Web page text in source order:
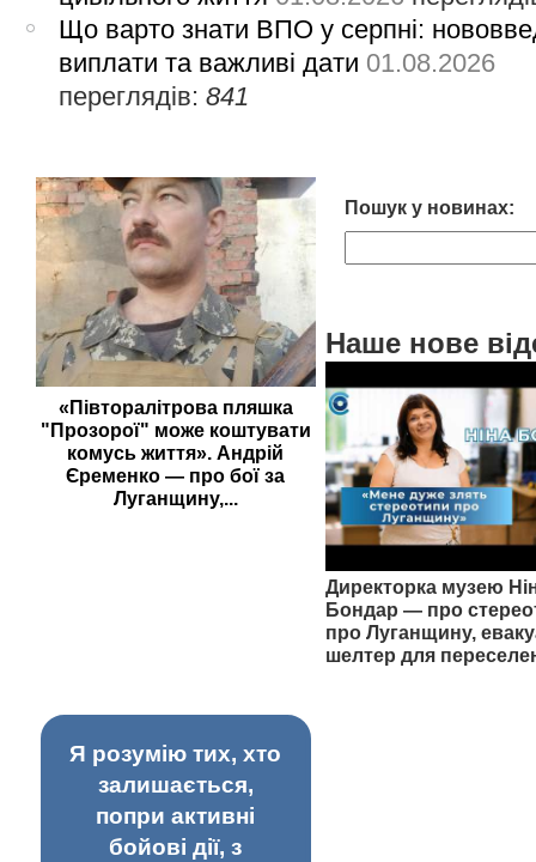
Що варто знати ВПО у серпні:
виплати та важливі дати 01.08.2026
переглядів:841
«Півторалітрова пляшка
"Прозорої" може коштувати
комусь життя». Андрій
Єременко — про бої за
Луганщину,...
Пошук у новинах:
Наше нове
Директорка музею
Бондар — про
про Луганщину,
шелтер для
Я розумію тих, хто
залишається,
попри активні
бойові дії, з